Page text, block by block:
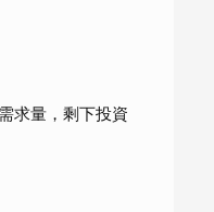
求量，剩下投資